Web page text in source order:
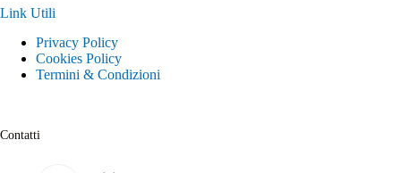
Link Utili
Privacy Policy
Cookies Policy
Termini & Condizioni
Contatti